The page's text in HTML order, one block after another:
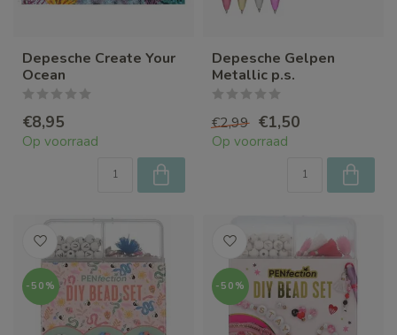
Depesche Create Your
Ocean
€8,95
Op voorraad
Depesche Gelpen
Metallic p.s.
€2,99 €1,50
Op voorraad
-50% -50%